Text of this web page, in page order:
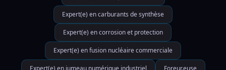
Expert(e) en carburants de synthèse
Expert(e) en corrosion et protection
Expert(e) en fusion nucléaire commerciale
Expert(e) en jumeau numérique industriel Foreur.euse